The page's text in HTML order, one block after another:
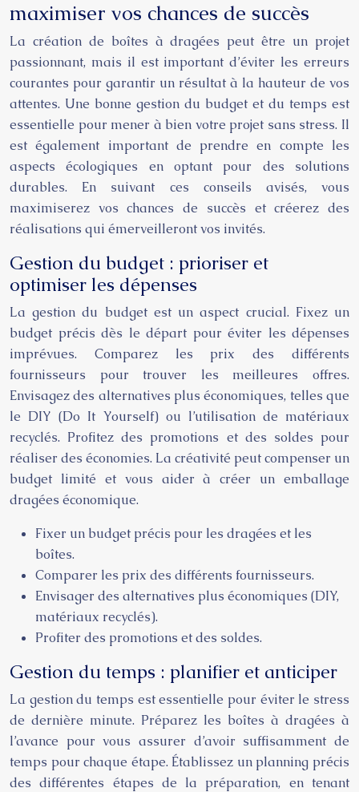
maximiser vos chances de succès
La création de boîtes à dragées peut être un projet
passionnant, mais il est important d’éviter les erreurs
courantes pour garantir un résultat à la hauteur de vos
attentes. Une bonne gestion du budget et du temps est
essentielle pour mener à bien votre projet sans stress. Il
est également important de prendre en compte les
aspects écologiques en optant pour des solutions
durables. En suivant ces conseils avisés, vous
maximiserez vos chances de succès et créerez des
réalisations qui émerveilleront vos invités.
Gestion du budget : prioriser et
optimiser les dépenses
La gestion du budget est un aspect crucial. Fixez un
budget précis dès le départ pour éviter les dépenses
imprévues. Comparez les prix des différents
fournisseurs pour trouver les meilleures offres.
Envisagez des alternatives plus économiques, telles que
le DIY (Do It Yourself) ou l’utilisation de matériaux
recyclés. Profitez des promotions et des soldes pour
réaliser des économies. La créativité peut compenser un
budget limité et vous aider à créer un emballage
dragées économique.
Fixer un budget précis pour les dragées et les
boîtes.
Comparer les prix des différents fournisseurs.
Envisager des alternatives plus économiques (DIY,
matériaux recyclés).
Profiter des promotions et des soldes.
Gestion du temps : planifier et anticiper
La gestion du temps est essentielle pour éviter le stress
de dernière minute. Préparez les boîtes à dragées à
l’avance pour vous assurer d’avoir suffisamment de
temps pour chaque étape. Établissez un planning précis
des différentes étapes de la préparation, en tenant